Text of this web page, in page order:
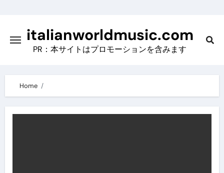
contentitalianworldmusic.com
PR：本サイトはプロモーションを含みます
Home